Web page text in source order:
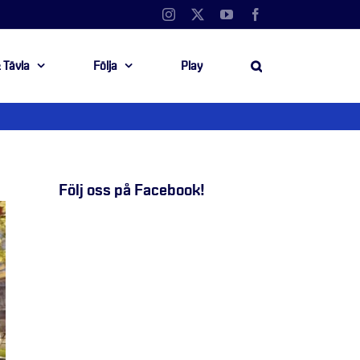
Instagram YouTube
Tävla Följa Play
Följ oss på Facebook!